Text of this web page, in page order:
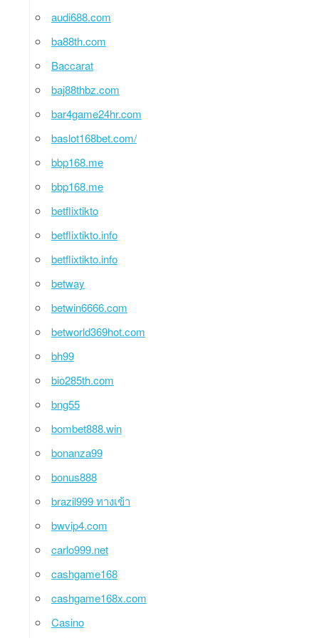
audi688.com
ba88th.com
Baccarat
baj88thbz.com
bar4game24hr.com
baslot168bet.com/
bbp168.me
bbp168.me
betflixtikto
betflixtikto.info
betflixtikto.info
betway
betwin6666.com
betworld369hot.com
bh99
bio285th.com
bng55
bombet888.win
bonanza99
bonus888
brazil999 ทางเข้า
bwvip4.com
carlo999.net
cashgame168
cashgame168x.com
Casino